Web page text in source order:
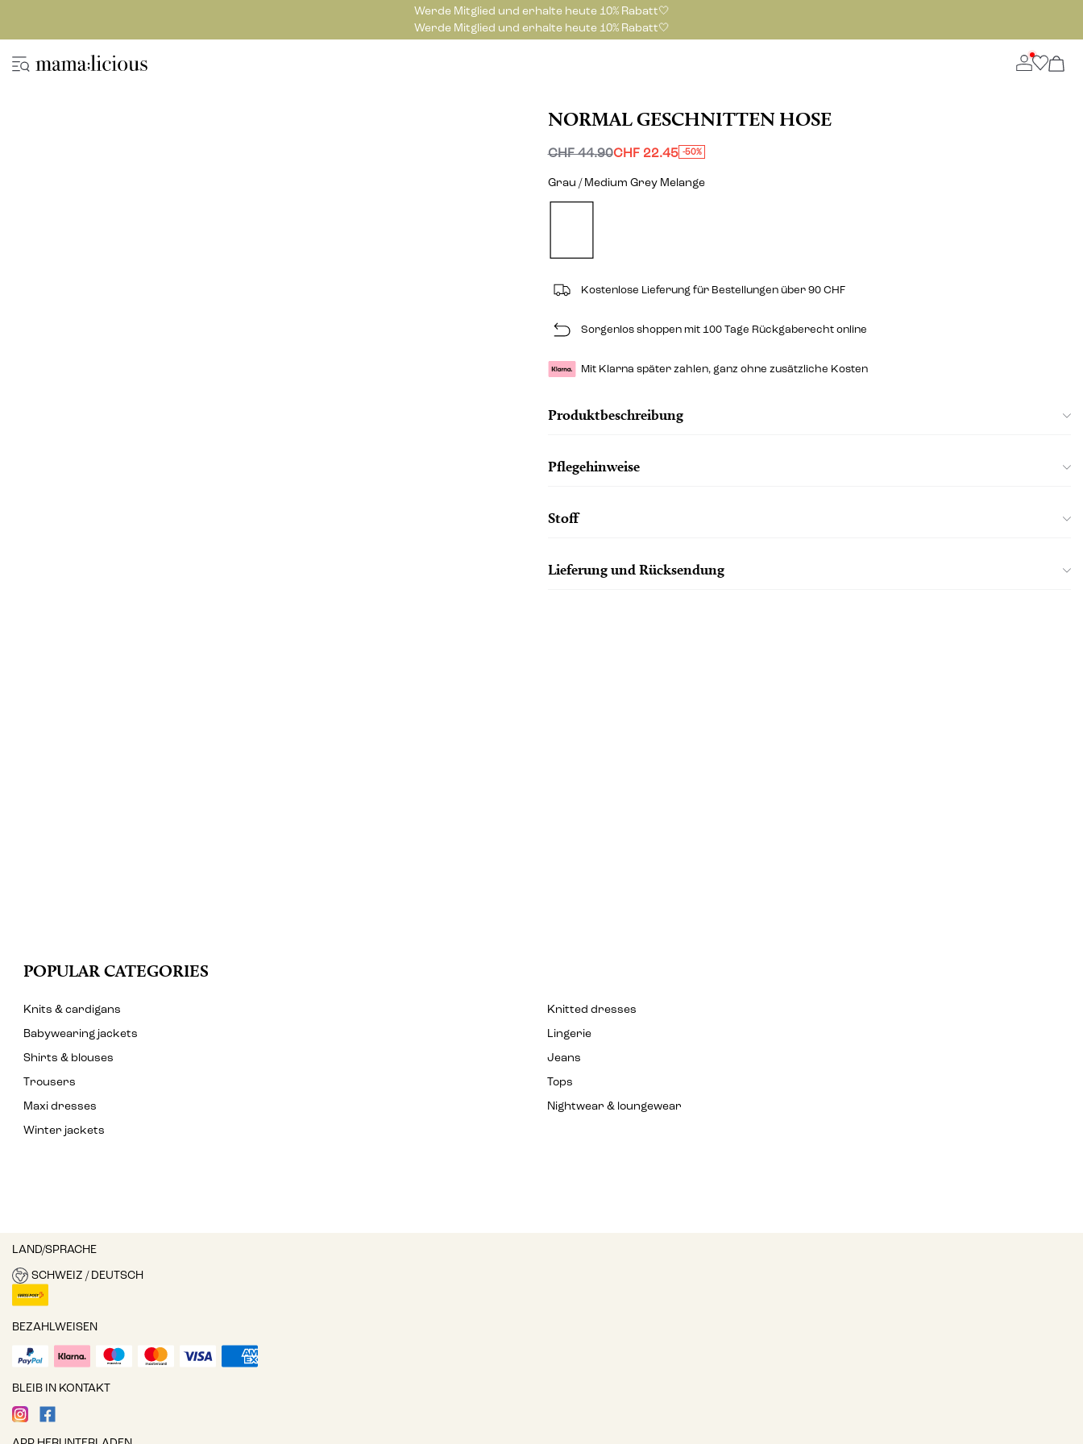
Werde Mitglied und erhalte heute 10% Rabatt🤍
Werde Mitglied und erhalte heute 10% Rabatt🤍
NORMAL GESCHNITTEN HOSE
CHF 44.90CHF 22.45 -50%
Grau / Medium Grey Melange
Kostenlose Lieferung für Bestellungen über 90 CHF
Sorgenlos shoppen mit 100 Tage Rückgaberecht online
Mit Klarna später zahlen, ganz ohne zusätzliche Kosten
Produktbeschreibung
Pflegehinweise
Stoff
Lieferung und Rücksendung
POPULAR CATEGORIES
Knits & cardigans
Knitted dresses
Babywearing jackets
Lingerie
Shirts & blouses
Jeans
Trousers
Tops
Maxi dresses
Nightwear & loungewear
Winter jackets
LAND/SPRACHE
SCHWEIZ / DEUTSCH
BEZAHLWEISEN
BLEIB IN KONTAKT